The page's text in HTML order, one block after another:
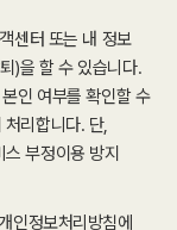
센터 또는 내 정보
)을 할 수 있습니다.
인 여부를 확인할 수
리합니다. 단,
부정이용 방지
인정보처리방침에